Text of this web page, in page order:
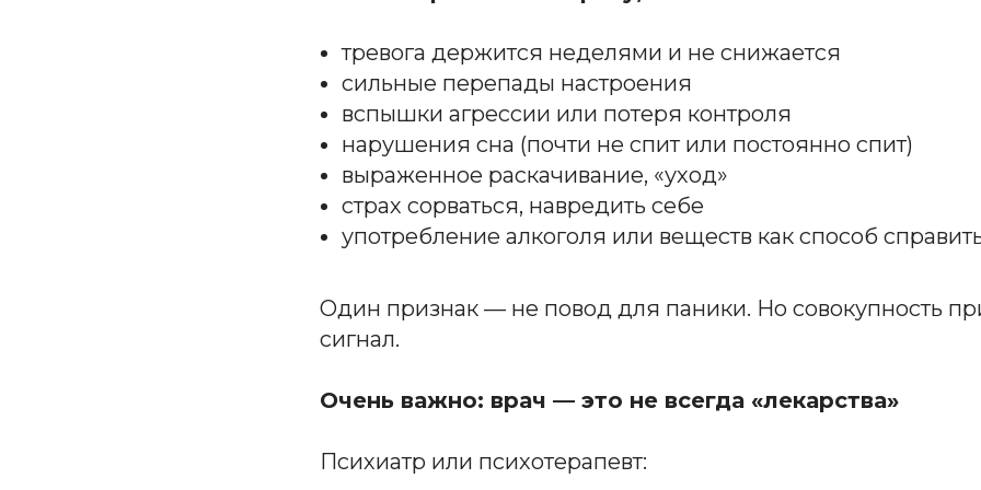
тревога держится неделями и не снижается
сильные перепады настроения
вспышки агрессии или потеря контроля
нарушения сна (почти не спит или постоянно спит)
выраженное раскачивание, «уход»
страх сорваться, навредить себе
употребление алкоголя или веществ как способ
Один признак — не повод для паники. Но совокупность
сигнал.
Очень важно: врач — это не всегда «лекарства»
Психиатр или психотерапевт: